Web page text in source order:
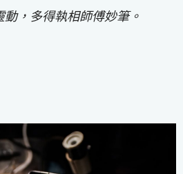
，多得執相師傅妙筆。